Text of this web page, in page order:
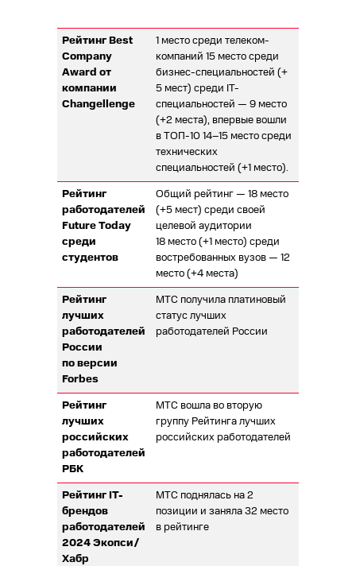
Рейтинг Best
Company
Award от
компании
Changellenge
1 место среди телеком-
компаний 15 место среди
бизнес-специальностей (+
5 мест) среди IT-
специальностей — 9 место
(+2 места), впервые вошли
в ТОП-10 14–15 место среди
технических
специальностей (+1 место).
Рейтинг
работодателей
Future Today
среди
студентов
Общий рейтинг — 18 место
(+5 мест) среди своей
целевой аудитории
18 место (+1 место) среди
востребованных вузов — 12
место (+4 места)
Рейтинг
лучших
работодателей
России
по версии
Forbes
МТС получила платиновый
статус лучших
работодателей России
Рейтинг
лучших
российских
работодателей
РБК
МТС вошла во вторую
группу Рейтинга лучших
российских работодателей
Рейтинг IT-
брендов
работодателей
2024 Экопси/
Хабр
МТС поднялась на 2
позиции и заняла 32 место
в рейтинге